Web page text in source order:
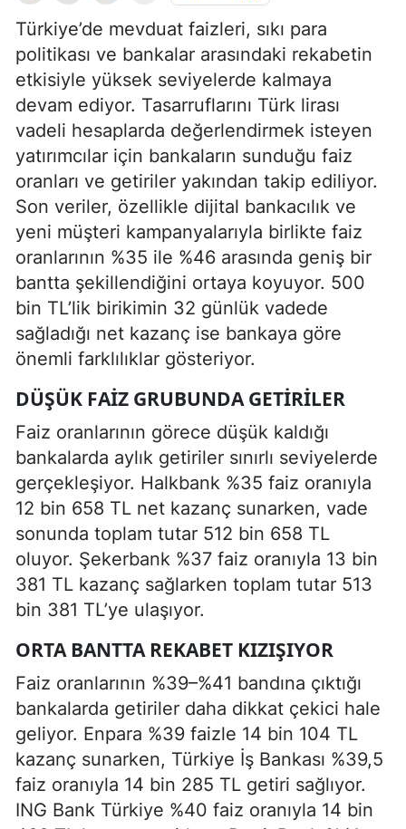
Türkiye’de mevduat faizleri, sıkı para
politikası ve bankalar arasındaki rekabetin
etkisiyle yüksek seviyelerde kalmaya
devam ediyor. Tasarruflarını Türk lirası
vadeli hesaplarda değerlendirmek isteyen
yatırımcılar için bankaların sunduğu faiz
oranları ve getiriler yakından takip ediliyor.
Son veriler, özellikle dijital bankacılık ve
yeni müşteri kampanyalarıyla birlikte faiz
oranlarının %35 ile %46 arasında geniş bir
bantta şekillendiğini ortaya koyuyor. 500
bin TL’lik birikimin 32 günlük vadede
sağladığı net kazanç ise bankaya göre
önemli farklılıklar gösteriyor.
DÜŞÜK FAIZ GRUBUNDA GETIRILER
Faiz oranlarının görece düşük kaldığı
bankalarda aylık getiriler sınırlı seviyelerde
gerçekleşiyor. Halkbank %35 faiz oranıyla
12 bin 658 TL net kazanç sunarken, vade
sonunda toplam tutar 512 bin 658 TL
oluyor. Şekerbank %37 faiz oranıyla 13 bin
381 TL kazanç sağlarken toplam tutar 513
bin 381 TL’ye ulaşıyor.
ORTA BANTTA REKABET KIZIŞIYOR
Faiz oranlarının %39–%41 bandına çıktığı
bankalarda getiriler daha dikkat çekici hale
geliyor. Enpara %39 faizle 14 bin 104 TL
kazanç sunarken, Türkiye İş Bankası %39,5
faiz oranıyla 14 bin 285 TL getiri sağlıyor.
ING Bank Türkiye %40 faiz oranıyla 14 bin